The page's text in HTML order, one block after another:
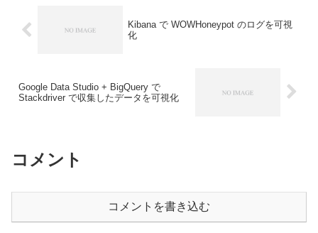
Kibana で WOWHoneypot のログを可視
化
Google Data Studio + BigQuery で
Stackdriver で収集したデータを可視化
コメント
コメントを書き込む